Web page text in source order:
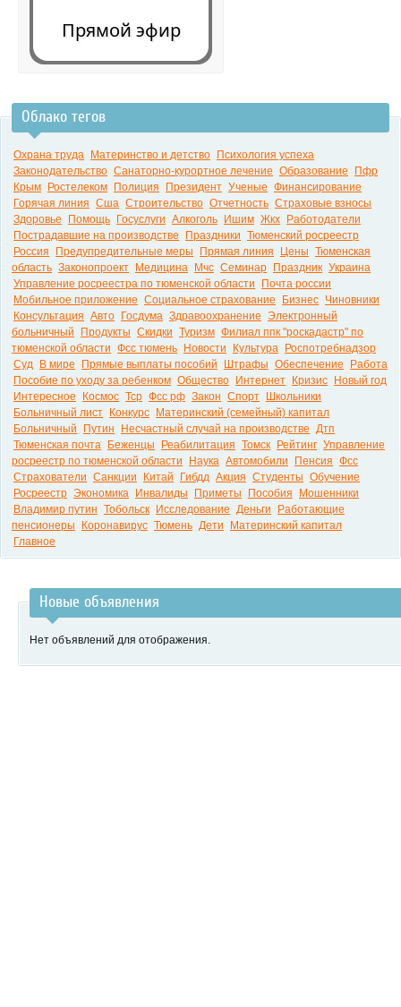
Прямой эфир
Облако тегов
Охрана труда Материнство и детство
Психология успеха
Законодательство Санаторно-курортное лечение Образование
Пфр
Крым
Ростелеком Полиция Президент Ученые Финансирование
Горячая линия Сша Строительство Отчетность Страховые взносы
Здоровье
Помощь Госуслуги Алкоголь Ишим Жкх
Работодатели
Пострадавшие на производстве
Праздники Тюменский росреестр
Россия
Предупредительные меры Прямая линия Цены Тюменская
область Законопроект Медицина Мчс Семинар Праздник Украина
Управление росреестра по тюменской области
Почта россии
Мобильное приложение Социальное страхование Бизнес Чиновники
Консультация Авто Госдума Здравоохранение Электронный
больничный
Продукты Скидки Туризм Филиал ппк "роскадастр" по
тюменской области Фсс тюмень Новости Культура
Роспотребнадзор
Суд
В мире Прямые выплаты пособий Штрафы Обеспечение
Работа
Пособие по уходу за ребенком Общество Интернет Кризис
Новый год
Интересное
Космос Тср Фсс рф Закон Спорт
Школьники
Больничный лист
Конкурс
Материнский (семейный) капитал
Больничный
Путин Несчастный случай на производстве Дтп
Тюменская почта
Беженцы Реабилитация Томск Рейтинг Управление
росреестр по тюменской области
Наука Автомобили Пенсия Фсс
Страхователи Санкции Китай Гибдд Акция Студенты Обучение
Росреестр Экономика Инвалиды Приметы Пособия
Мошенники
Владимир путин Тобольск Исследование Деньги
Работающие
пенсионеры
Коронавирус Тюмень Дети
Материнский капитал
Главное
Новые объявления
Нет объявлений для отображения.